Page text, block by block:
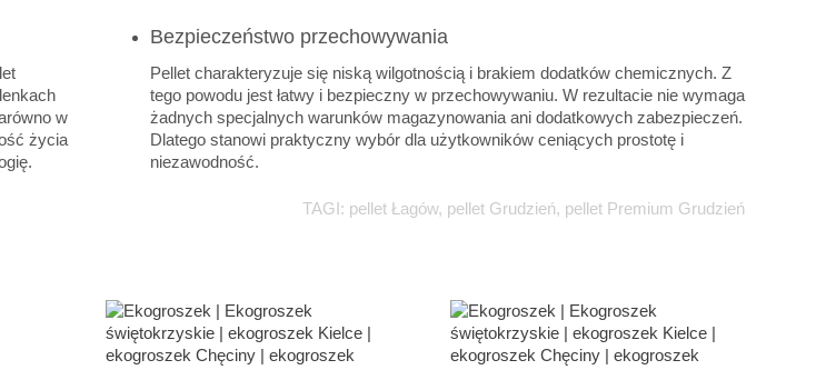
w
życia
Bezpieczeństwo przechowywania
Pellet charakteryzuje się niską wilgotnością i brakiem dodatków chemicznych. Z
tego powodu jest łatwy i bezpieczny w przechowywaniu. W rezultacie nie wymaga
żadnych specjalnych warunków magazynowania ani dodatkowych zabezpieczeń.
Dlatego stanowi praktyczny wybór dla użytkowników ceniących prostotę i
niezawodność.
TAGI: pellet Łagów, pellet Grudzień, pellet Premium Grudzień